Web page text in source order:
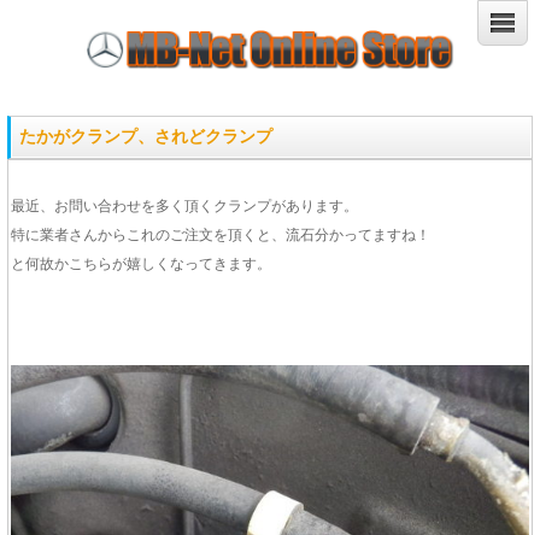
たかがクランプ、されどクランプ
最近、お問い合わせを多く頂くクランプがあります。
特に業者さんからこれのご注文を頂くと、流石分かってますね！
と何故かこちらが嬉しくなってきます。